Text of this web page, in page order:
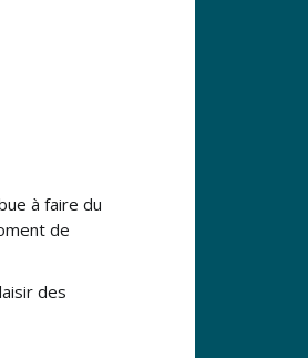
à faire du
de
des